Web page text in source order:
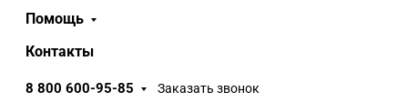
Помощь
Контакты
8 800 600-95-85 Заказать звонок